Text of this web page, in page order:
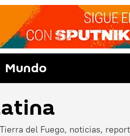
Mundo
del Fuego, noticias,